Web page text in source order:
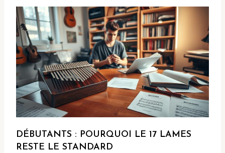
DÉBUTANTS : POURQUOI LE 17 LAMES
RESTE LE STANDARD